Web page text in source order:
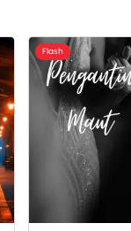
Flash